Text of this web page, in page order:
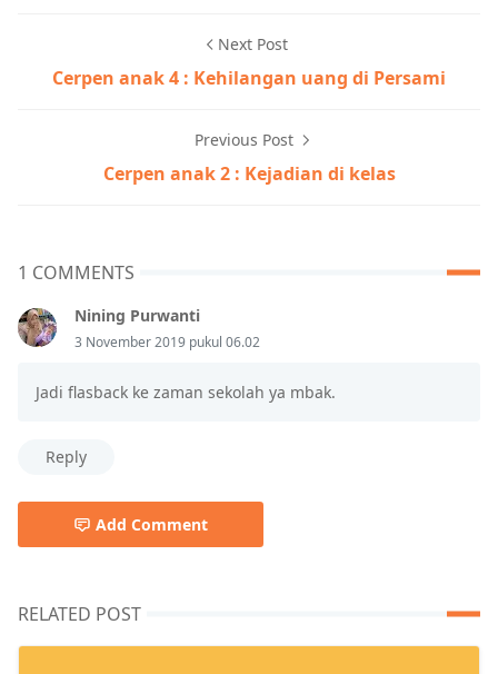
Next Post
Cerpen anak 4 : Kehilangan uang di Persami
Previous Post
Cerpen anak 2 : Kejadian di kelas
1 COMMENTS
Nining Purwanti
3 November 2019 pukul 06.02
Jadi flasback ke zaman sekolah ya mbak.
Reply
Add Comment
RELATED POST